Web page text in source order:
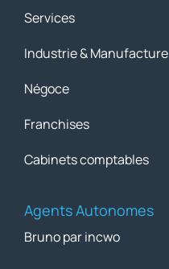
Services
Industrie & Manufacture
Négoce
Franchises
Cabinets comptables
Agents Autonomes
Bruno par incwo